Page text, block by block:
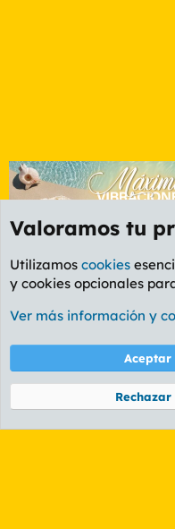
Foro Rapiñas
Cookies
PL
Términos y
Community platform by XenForo®
Valoramos tu
Utilizamos cookies
y cookies opcionales
Ver más información y
Aceptar